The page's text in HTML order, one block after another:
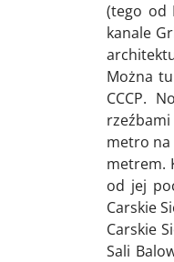
(tego od
kanale
Można
CCCP.
metro na
metrem.
od jej
Carskie
Carskie
Sali